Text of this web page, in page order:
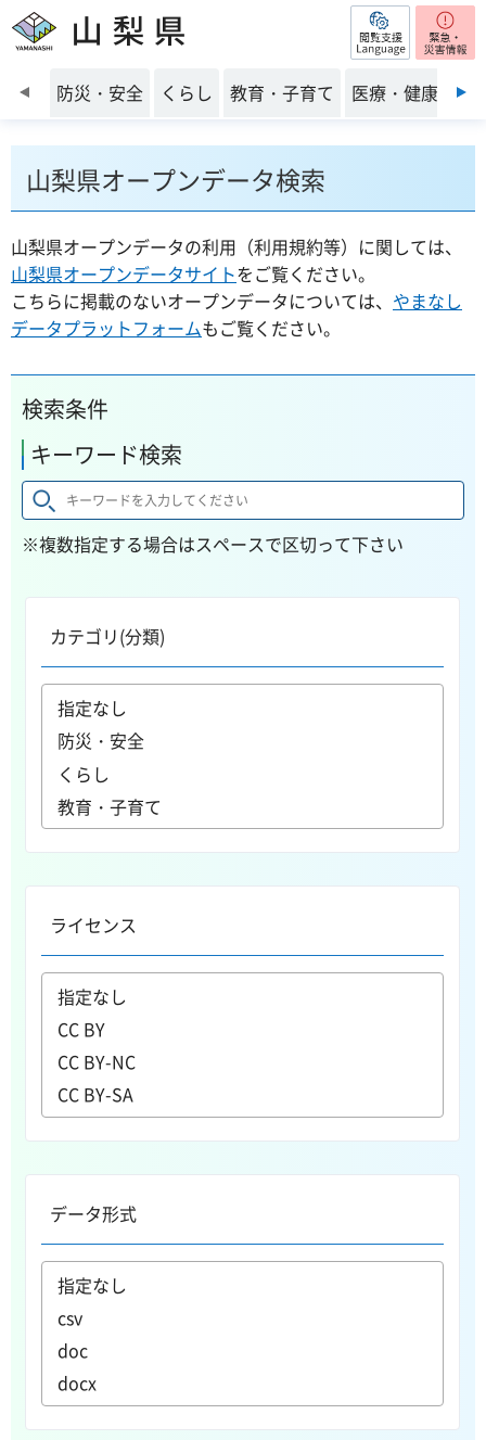
山梨県 閲覧支援
前のスライドを表示
防災・安全 くらし 教育・子育て 医療・健康・福
山梨県オープンデータ検索
山梨県オープンデータの利用（利用規約等）に関しては、
山梨県オープンデータサイトをご覧ください。
こちらに掲載のないオープンデータについては、 やまなし
データプラットフォームもご覧ください。
検索条件
キーワード検索
※複数指定する場合はスペースで区切って下さい
カテゴリ(分類)
ライセンス
データ形式